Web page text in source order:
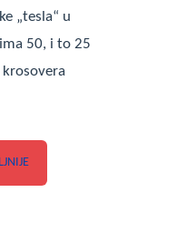
„tesla“ u
50, i to 25
krosovera